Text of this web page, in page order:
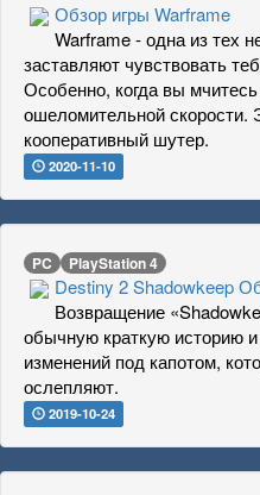
Обзор игры Warframe
Warframe - одна из тех
заставляют чувствовать
Особенно, когда вы
ошеломительной скорости.
кооперативный шутер.
2020-11-10
PC PlayStation 4
Destiny 2 Shadowkeep
Возвращение
обычную краткую историю
изменений под капотом,
ослепляют.
2019-10-24